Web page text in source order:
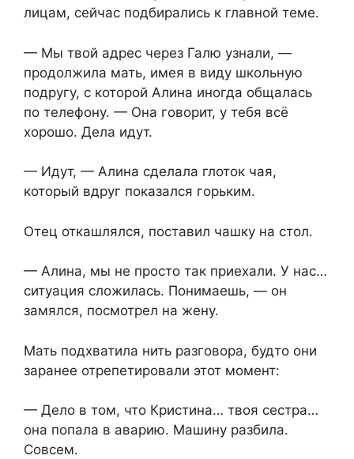
лицам, сейчас подбирались к главной теме.
— Мы твой адрес через Галю узнали, —
продолжила мать, имея в виду школьную
подругу, с которой Алина иногда общалась
по телефону. — Она говорит, у тебя всё
хорошо. Дела идут.
— Идут, — Алина сделала глоток чая,
который вдруг показался горьким.
Отец откашлялся, поставил чашку на стол.
— Алина, мы не просто так приехали. У нас…
ситуация сложилась. Понимаешь, — он
замялся, посмотрел на жену.
Мать подхватила нить разговора, будто они
заранее отрепетировали этот момент:
— Дело в том, что Кристина… твоя сестра…
она попала в аварию. Машину разбила.
Совсем.